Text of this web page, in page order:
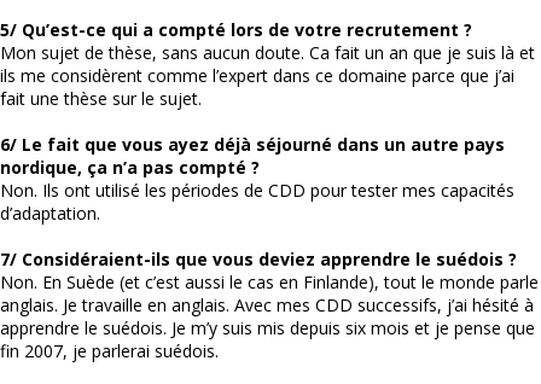
5/ Qu’est-ce qui a compté lors de votre recrutement ?
Mon sujet de thèse, sans aucun doute. Ca fait un an que je suis là et
ils me considèrent comme l’expert dans ce domaine parce que j’ai
fait une thèse sur le sujet.
6/ Le fait que vous ayez déjà séjourné dans un autre pays
nordique, ça n’a pas compté ?
Non. Ils ont utilisé les périodes de CDD pour tester mes capacités
d’adaptation.
7/ Considéraient-ils que vous deviez apprendre le suédois ?
Non. En Suède (et c’est aussi le cas en Finlande), tout le monde parle
anglais. Je travaille en anglais. Avec mes CDD successifs, j’ai hésité à
apprendre le suédois. Je m’y suis mis depuis six mois et je pense que
fin 2007, je parlerai suédois.